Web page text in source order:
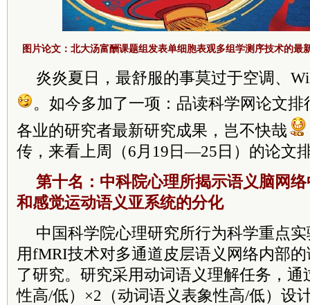
图片论文： 北大汤富酬课题组发表单细胞表观多组学测序技术的最
炎炎夏日，最舒服的事莫过于空调、
。如今多加了一项：品读科学网论文排
各业的研究者最新研究成果，岂不快哉
传，来看上周（6月19日—25日）的论文
第十名：中科院心理所揭示语义脑网
和感觉运动语义亚系统的分化
中国科学院心理研究所行为科学重点
用fMRI技术对多通道皮层语义网络内部
了研究。研究采用动词语义理解任务，通
性高/低）×2（动词语义表象性高/低）设